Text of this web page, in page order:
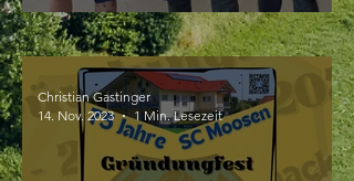
Christian Gastinger
14. Nov. 2023
1 Min. Lesezeit